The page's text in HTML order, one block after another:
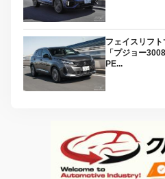
フェイスリフ
「プジョー
PE...